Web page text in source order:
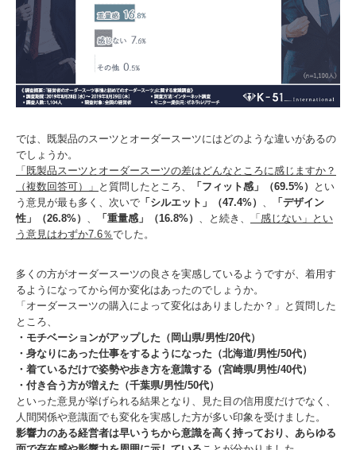
では、既製品のスーツとオーダースーツにはどのような違いがあるの
でしょうか。
「既製品スーツとオーダースーツの差はどんなところに感じますか？
（複数回答可）」 と質問したところ、 「フィット感」（69.5%）
とい
う意見が最も多く、次いで 「シルエット」（47.4%）
「デザイン
性」（26.8%）
「重量感」（16.8%） 、と続き、
「感じない」とい
う意見はわずか7.6％でした。
多くの方がオーダースーツの良さを実感しているようですが、着用す
るようになってから何か変化はあったのでしょうか。
「オーダースーツの購入によって変化はありましたか？」と質問した
ところ、
・モチベーションがアップした（岡山県/男性/20代）
・身なりにあった仕事をするようになった（北海道/男性/50代）
・着ているだけで姿勢や歩き方を意識する（宮崎県/男性/40代）
・付き合う方が増えた（千葉県/男性/50代）
といった意見が挙げられる結果となり、見た目の信用度だけでなく、
人間関係や意識面でも変化を実感した方が多い印象を受けました。
影響力のある経営者は早いうちから意識を高く持っており、あらゆる